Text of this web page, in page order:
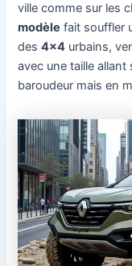
ville comme sur les
modèle fait souffler
des4×4 urbains,
avec une taille
baroudeur mais en